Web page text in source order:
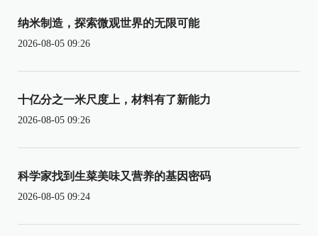
纳米制造，探索微观世界的无限可能
2026-08-05 09:26
十亿分之一米尺度上，材料有了新能力
2026-08-05 09:26
科学家找到生菜美味又营养的基因密码
2026-08-05 09:24